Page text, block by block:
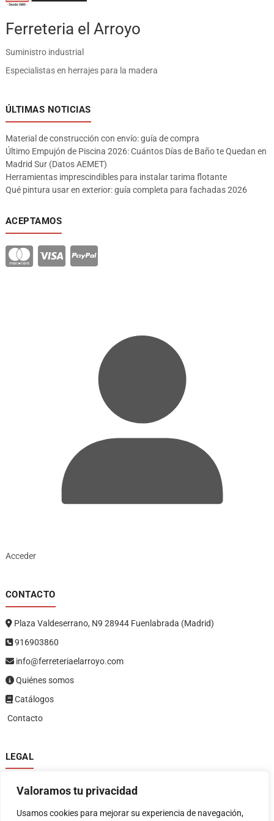
Valoramos tu privacidad
Usamos cookies para mejorar su experiencia de navegación,
Ferreteria el Arroyo
Suministro industrial
Especialistas en herrajes para la madera
ÚLTIMAS NOTICIAS
Material de construcción con envío: guía de compra
Último Empujón de Piscina 2026: Cuántos Días de Baño te Quedan en
Madrid Sur (Datos AEMET)
Herramientas imprescindibles para instalar tarima flotante
Qué pintura usar en exterior: guía completa para fachadas 2026
ACEPTAMOS
Acceder
CONTACTO
Plaza Valdeserrano, N9 28944 Fuenlabrada (Madrid)
916903860
info@ferreteriaelarroyo.com
Quiénes somos
Catálogos
Contacto
LEGAL
Política de privacidad
Política de devoluciones y reembolsos
Términos y condiciones